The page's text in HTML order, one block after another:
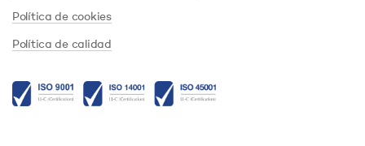
Política de cookies
Política de calidad